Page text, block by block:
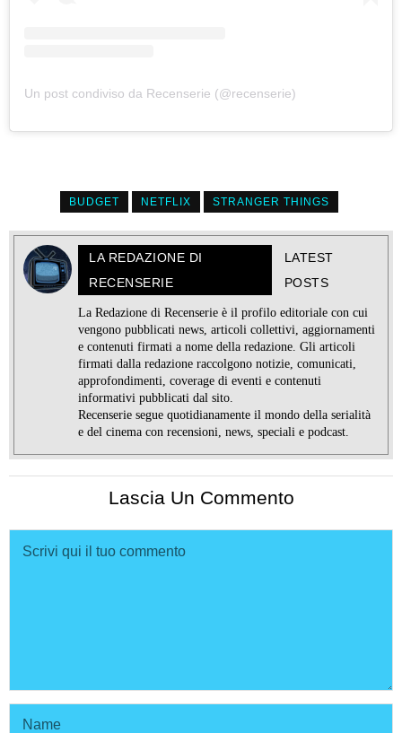
Un post condiviso da Recenserie (@recenserie)
BUDGET NETFLIX STRANGER THINGS
LA REDAZIONE DI
RECENSERIE
LATEST
POSTS
La Redazione di Recenserie è il profilo editoriale con cui
vengono pubblicati news, articoli collettivi, aggiornamenti
e contenuti firmati a nome della redazione. Gli articoli
firmati dalla redazione raccolgono notizie, comunicati,
approfondimenti, coverage di eventi e contenuti
informativi pubblicati dal sito.
Recenserie segue quotidianamente il mondo della serialità
e del cinema con recensioni, news, speciali e podcast.
Lascia Un Commento